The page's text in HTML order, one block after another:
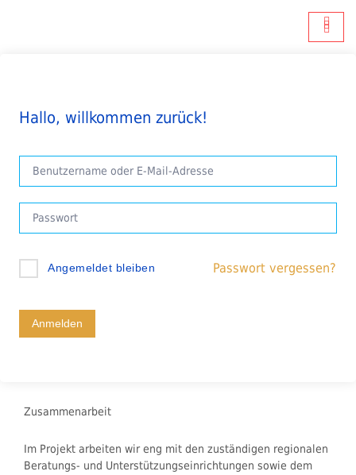
Hallo, willkommen zurück!
Angemeldet bleiben Passwort vergessen?
Anmelden
Zusammenarbeit
Im Projekt arbeiten wir eng mit den zuständigen regionalen
Beratungs- und Unterstützungseinrichtungen sowie dem